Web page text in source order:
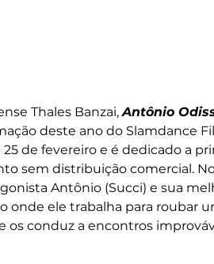
Thales Banzai, Antônio
deste ano do Slamdance
de fevereiro e é dedicado a
sem distribuição comercial.
Antônio (Succi) e sua
onde ele trabalha para roubar
os conduz a encontros